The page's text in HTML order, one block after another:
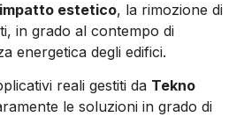
estetico, la rimozione di
in grado al contempo di
energetica degli edifici.
reali gestiti da Tekno
le soluzioni in grado di